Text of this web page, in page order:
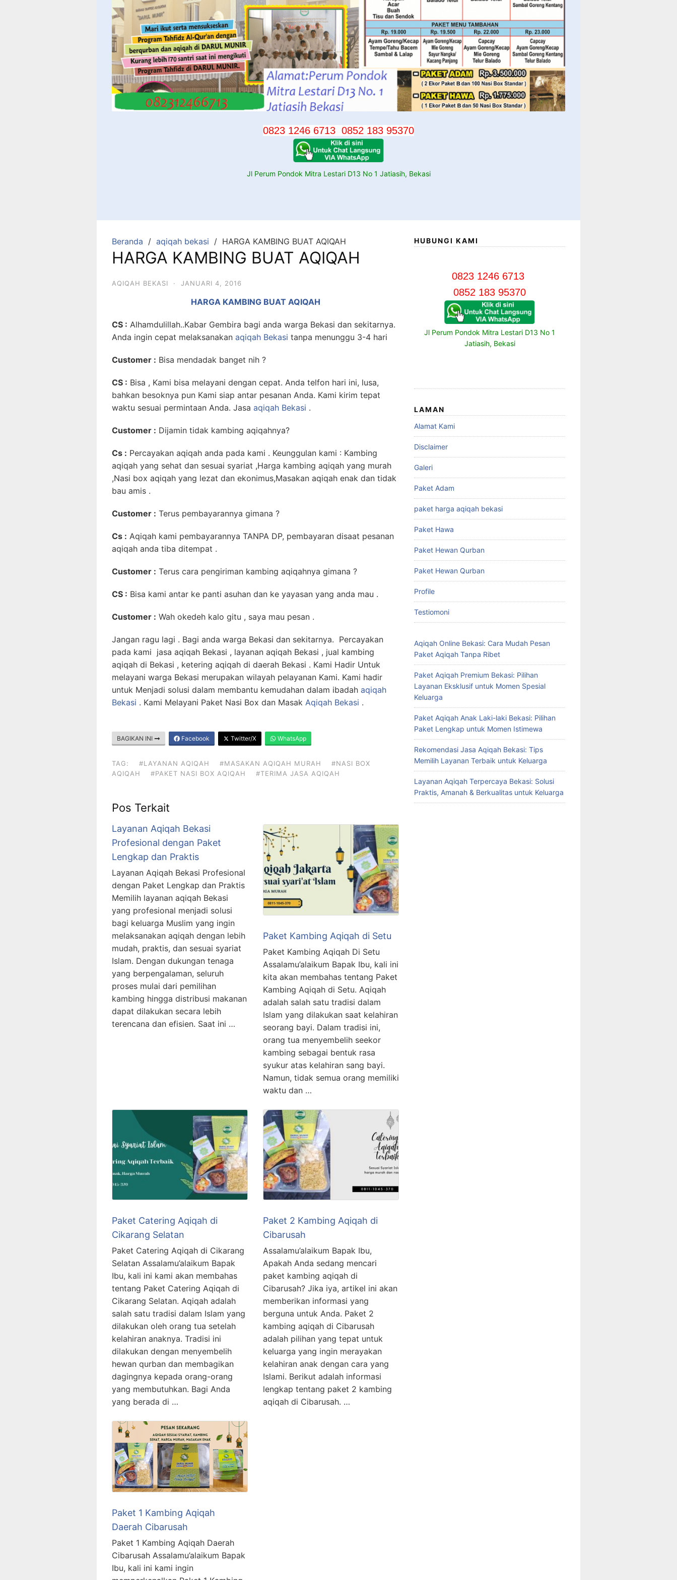
0823 1246 6713 0852 183 95370
Jl Perum Pondok Mitra Lestari D13 No 1 Jatiasih, Bekasi
Beranda aqiqah bekasi HARGA KAMBING BUAT AQIQAH
HARGA KAMBING BUAT AQIQAH
AQIQAH BEKASI · JANUARI 4, 2016
HARGA KAMBING BUAT AQIQAH
CS : Alhamdulillah..Kabar Gembira bagi anda warga Bekasi dan sekitarnya.
Anda ingin cepat melaksanakan aqiqah Bekasi tanpa menunggu 3-4 hari
Customer : Bisa mendadak banget nih ?
CS : Bisa , Kami bisa melayani dengan cepat. Anda telfon hari ini, lusa,
bahkan besoknya pun Kami siap antar pesanan Anda. Kami kirim tepat
waktu sesuai permintaan Anda. Jasa aqiqah Bekasi .
Customer : Dijamin tidak kambing aqiqahnya?
Cs : Percayakan aqiqah anda pada kami . Keunggulan kami : Kambing
aqiqah yang sehat dan sesuai syariat ,Harga kambing aqiqah yang murah
,Nasi box aqiqah yang lezat dan ekonimus,Masakan aqiqah enak dan tidak
bau amis .
Customer : Terus pembayarannya gimana ?
Cs : Aqiqah kami pembayarannya TANPA DP, pembayaran disaat pesanan
aqiqah anda tiba ditempat .
Customer : Terus cara pengiriman kambing aqiqahnya gimana ?
CS : Bisa kami antar ke panti asuhan dan ke yayasan yang anda mau .
Customer : Wah okedeh kalo gitu , saya mau pesan .
Jangan ragu lagi . Bagi anda warga Bekasi dan sekitarnya. Percayakan
pada kami jasa aqiqah Bekasi , layanan aqiqah Bekasi , jual kambing
aqiqah di Bekasi , ketering aqiqah di daerah Bekasi . Kami Hadir Untuk
melayani warga Bekasi merupakan wilayah pelayanan Kami. Kami hadir
untuk Menjadi solusi dalam membantu kemudahan dalam ibadah aqiqah
Bekasi . Kami Melayani Paket Nasi Box dan Masak Aqiqah Bekasi .
BAGIKAN INI Facebook Twitter/X WhatsApp
TAG: #LAYANAN AQIQAH #MASAKAN AQIQAH MURAH
#NASI BOX
AQIQAH
#PAKET NASI BOX AQIQAH #TERIMA JASA AQIQAH
Pos Terkait
Layanan Aqiqah Bekasi
Profesional dengan Paket
Lengkap dan Praktis
Layanan Aqiqah Bekasi Profesional
dengan Paket Lengkap dan Praktis
Memilih layanan aqiqah Bekasi
yang profesional menjadi solusi
bagi keluarga Muslim yang ingin
melaksanakan aqiqah dengan lebih
mudah, praktis, dan sesuai syariat
Islam. Dengan dukungan tenaga
yang berpengalaman, seluruh
proses mulai dari pemilihan
kambing hingga distribusi makanan
dapat dilakukan secara lebih
terencana dan efisien. Saat ini …
Paket Kambing Aqiqah di Setu
Paket Kambing Aqiqah Di Setu
Assalamu’alaikum Bapak Ibu, kali ini
kita akan membahas tentang Paket
Kambing Aqiqah di Setu. Aqiqah
adalah salah satu tradisi dalam
Islam yang dilakukan saat kelahiran
seorang bayi. Dalam tradisi ini,
orang tua menyembelih seekor
kambing sebagai bentuk rasa
syukur atas kelahiran sang bayi.
Namun, tidak semua orang memiliki
waktu dan …
Paket Catering Aqiqah di
Cikarang Selatan
Paket Catering Aqiqah di Cikarang
Selatan Assalamu’alaikum Bapak
Ibu, kali ini kami akan membahas
tentang Paket Catering Aqiqah di
Cikarang Selatan. Aqiqah adalah
salah satu tradisi dalam Islam yang
dilakukan oleh orang tua setelah
kelahiran anaknya. Tradisi ini
dilakukan dengan menyembelih
hewan qurban dan membagikan
dagingnya kepada orang-orang
yang membutuhkan. Bagi Anda
yang berada di …
Paket 2 Kambing Aqiqah di
Cibarusah
Assalamu’alaikum Bapak Ibu,
Apakah Anda sedang mencari
paket kambing aqiqah di
Cibarusah? Jika iya, artikel ini akan
memberikan informasi yang
berguna untuk Anda. Paket 2
kambing aqiqah di Cibarusah
adalah pilihan yang tepat untuk
keluarga yang ingin merayakan
kelahiran anak dengan cara yang
Islami. Berikut adalah informasi
lengkap tentang paket 2 kambing
aqiqah di Cibarusah. …
Paket 1 Kambing Aqiqah
Daerah Cibarusah
Paket 1 Kambing Aqiqah Daerah
Cibarusah Assalamu’alaikum Bapak
Ibu, kali ini kami ingin
HUBUNGI KAMI
0823 1246 6713
0852 183 95370
Jl Perum Pondok Mitra Lestari D13 No 1
Jatiasih, Bekasi
LAMAN
Alamat Kami
Disclaimer
Galeri
Paket Adam
paket harga aqiqah bekasi
Paket Hawa
Paket Hewan Qurban
Paket Hewan Qurban
Profile
Testiomoni
Aqiqah Online Bekasi: Cara Mudah Pesan
Paket Aqiqah Tanpa Ribet
Paket Aqiqah Premium Bekasi: Pilihan
Layanan Eksklusif untuk Momen Spesial
Keluarga
Paket Aqiqah Anak Laki-laki Bekasi: Pilihan
Paket Lengkap untuk Momen Istimewa
Rekomendasi Jasa Aqiqah Bekasi: Tips
Memilih Layanan Terbaik untuk Keluarga
Layanan Aqiqah Terpercaya Bekasi: Solusi
Praktis, Amanah & Berkualitas untuk Keluarga